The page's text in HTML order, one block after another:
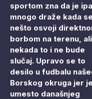
sportom zna da je
mnogo draže kada se
nešto osvoji
borbom na terenu, ali
nekada to i ne bude
slučaj. Upravo se to
desilo u fudbalu
Borskog okruga jer je
umesto današnjeg